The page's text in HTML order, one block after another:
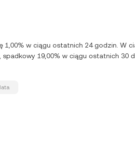
1,00% w ciągu ostatnich 24 godzin. W
19,00% w ciągu ostatnich 30